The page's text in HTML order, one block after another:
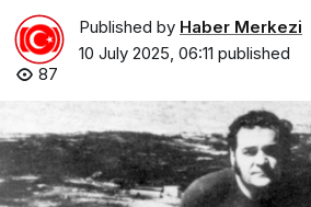
Published by Haber Merkezi
10 July 2025, 06:11 published
87